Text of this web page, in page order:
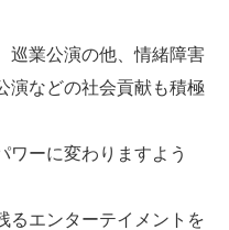
巡業公演の他、情緒障害
演などの社会貢献も積極
ワーに変わりますよう
るエンターテイメントを